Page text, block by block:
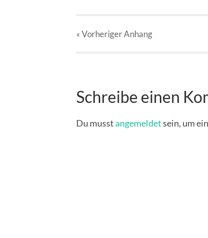
« VorherigerAnhang
Schreibe einen
Du musstangemeldetsein, um